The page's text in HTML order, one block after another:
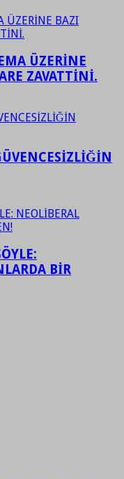
ÜZERİNE
ZAVATTİNİ.
BİR